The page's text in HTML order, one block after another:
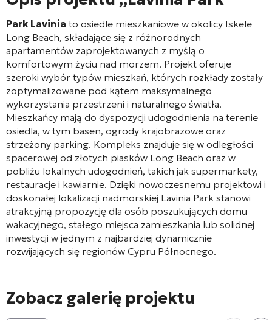
Park Lavinia to osiedle mieszkaniowe w okolicy Iskele
Long Beach, składające się z różnorodnych
apartamentów zaprojektowanych z myślą o
komfortowym życiu nad morzem. Projekt oferuje
szeroki wybór typów mieszkań, których rozkłady zostały
zoptymalizowane pod kątem maksymalnego
wykorzystania przestrzeni i naturalnego światła.
Mieszkańcy mają do dyspozycji udogodnienia na terenie
osiedla, w tym basen, ogrody krajobrazowe oraz
strzeżony parking. Kompleks znajduje się w odległości
spacerowej od złotych piasków Long Beach oraz w
pobliżu lokalnych udogodnień, takich jak supermarkety,
restauracje i kawiarnie. Dzięki nowoczesnemu projektowi i
doskonałej lokalizacji nadmorskiej Lavinia Park stanowi
atrakcyjną propozycję dla osób poszukujących domu
wakacyjnego, stałego miejsca zamieszkania lub solidnej
inwestycji w jednym z najbardziej dynamicznie
rozwijających się regionów Cypru Północnego.
Zobacz galerię projektu